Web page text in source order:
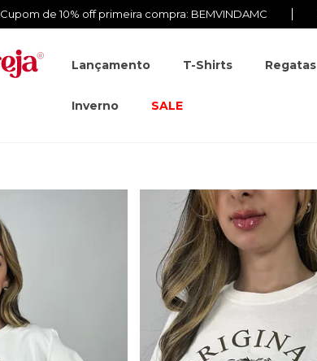
Cupom de 10% off primeira compra: BEMVINDAMC
Lançamento T-Shirts Regatas
Inverno SALE